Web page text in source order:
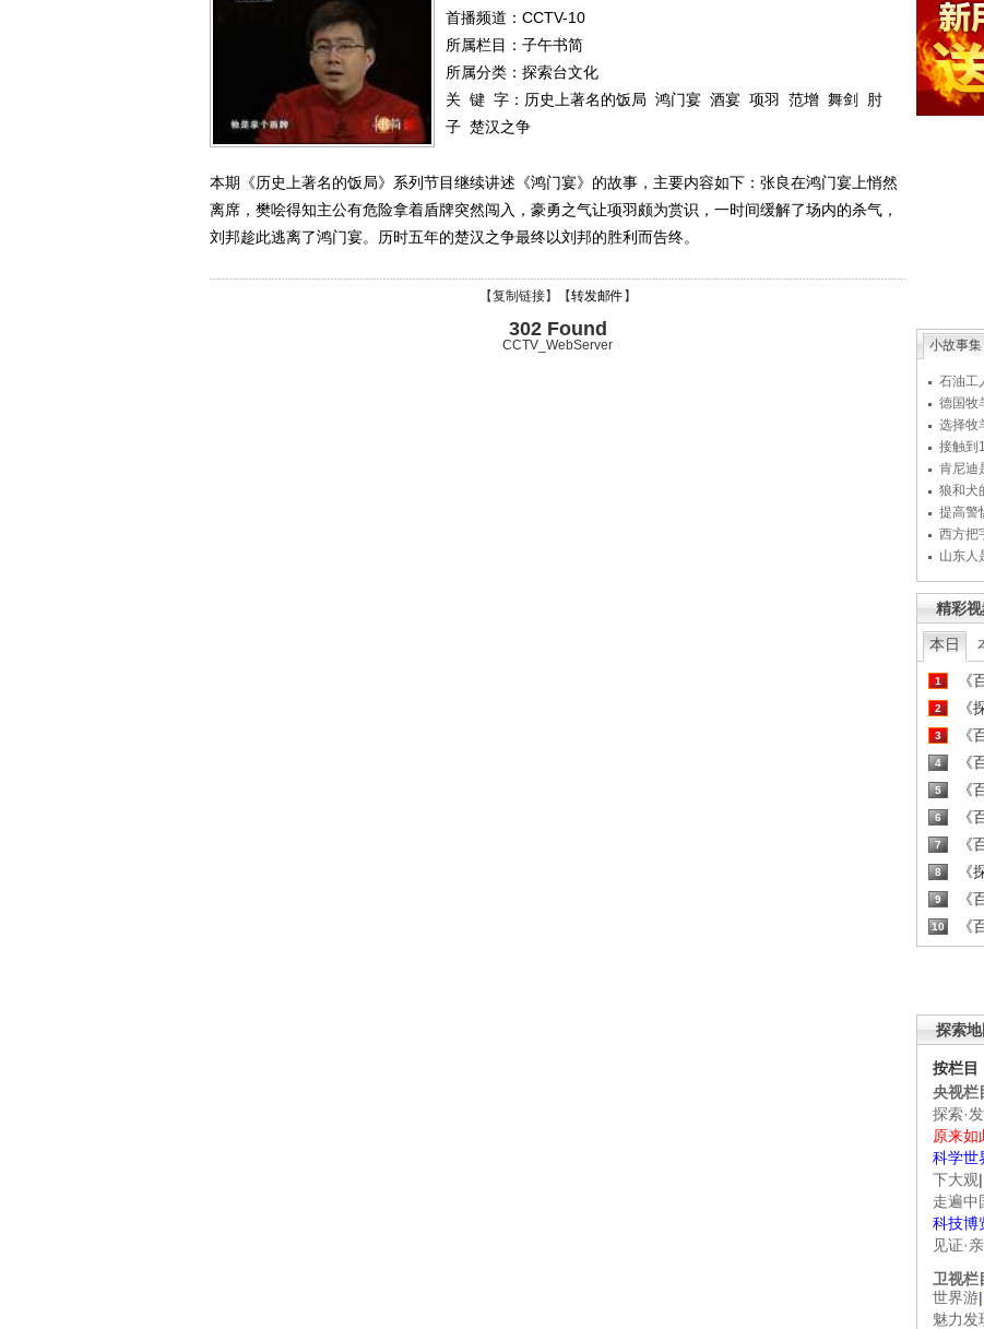
首播频道： CCTV-10
所属栏目： 子午书简
所属分类：探索台文化
关 键 字： 历史上著名的饭局 鸿门宴 酒宴 项羽 范增 舞剑
肘
子 楚汉之争
本期《历史上著名的饭局》系列节目继续讲述《鸿门宴》的故事，主要内容如下：张良在鸿门宴上悄然
离席，樊哙得知主公有危险拿着盾牌突然闯入，豪勇之气让项羽颇为赏识，一时间缓解了场内的杀气，
刘邦趁此逃离了鸿门宴。历时五年的楚汉之争最终以刘邦的胜利而告终。
【复制链接】【转发邮件 】
302 Found
CCTV_WebServer 小故事集
石油工
德国牧
选择牧
接触到
肯尼迪
狼和犬
提高警
西方把
山东人
精彩
本日
1 《
2 《
3 《
4 《
5 《
6 《
7 《
8 《
9 《
10 《
探索地
按栏目
央视栏
探索·
原来如
科学世
下大观|
走遍中
科技博
见证·
卫视栏
世界游|
魅力发